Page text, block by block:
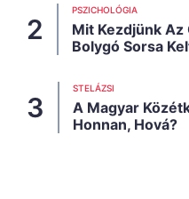
PSZICHOLÓGIA
Mit Kezdjünk
Bolygó Sorsa
STELÁZSI
A Magyar
Honnan, Hová?